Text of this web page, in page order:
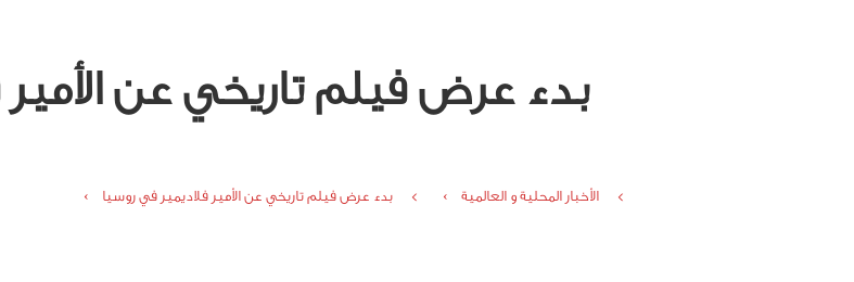
بدء عرض فيلم تاريخي عن الأمير
الأخبار المحلية و العالمية › بدء عرض فيلم تاريخي عن الأمير فلاديمير في روسيا ›